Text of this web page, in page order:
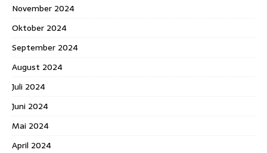
November 2024
Oktober 2024
September 2024
August 2024
Juli 2024
Juni 2024
Mai 2024
April 2024